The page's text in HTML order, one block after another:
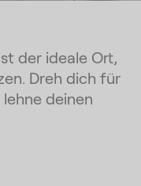
der ideale Ort,
Dreh dich für
deinen